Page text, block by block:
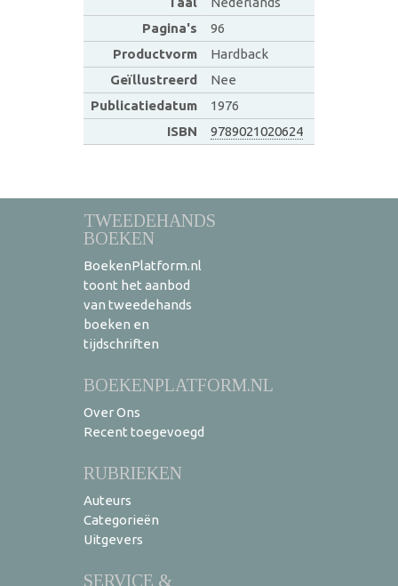
Pagina's
96
Productvorm
Hardback
Geïllustreerd
Nee
Publicatiedatum
1976
ISBN
9789021020624
TWEEDEHANDS
BOEKEN
BoekenPlatform.nl
toont het aanbod
van tweedehands
boeken en
tijdschriften
BOEKENPLATFORM.NL
Over Ons
Recent toegevoegd
RUBRIEKEN
Auteurs
Categorieën
Uitgevers
SERVICE &